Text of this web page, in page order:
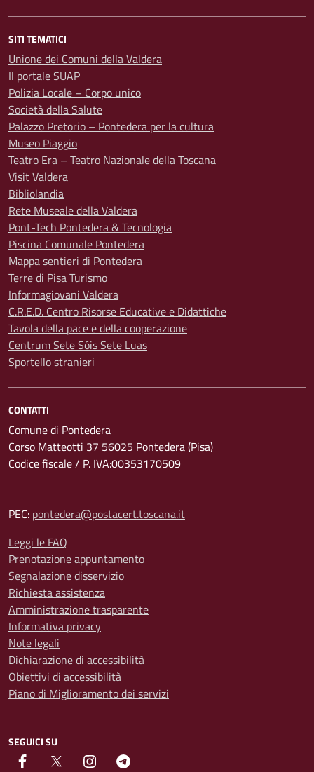
SITI TEMATICI
Unione dei Comuni della Valdera
Il portale SUAP
Polizia Locale – Corpo unico
Società della Salute
Palazzo Pretorio – Pontedera per la cultura
Museo Piaggio
Teatro Era – Teatro Nazionale della Toscana
Visit Valdera
Bibliolandia
Rete Museale della Valdera
Pont-Tech Pontedera & Tecnologia
Piscina Comunale Pontedera
Mappa sentieri di Pontedera
Terre di Pisa Turismo
Informagiovani Valdera
C.R.E.D. Centro Risorse Educative e Didattiche
Tavola della pace e della cooperazione
Centrum Sete Sóis Sete Luas
Sportello stranieri
CONTATTI
Comune di Pontedera
Corso Matteotti 37 56025 Pontedera (Pisa)
Codice fiscale / P. IVA:00353170509
PEC: pontedera@postacert.toscana.it
Leggi le FAQ
Prenotazione appuntamento
Segnalazione disservizio
Richiesta assistenza
Amministrazione trasparente
Informativa privacy
Note legali
Dichiarazione di accessibilità
Obiettivi di accessibilità
Piano di Miglioramento dei servizi
SEGUICI SU
facebook Twitter instagram